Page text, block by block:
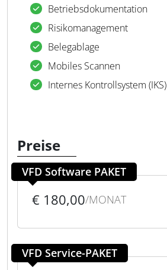
Betriebsdokumentation
Risikomanagement
Belegablage
Mobiles Scannen
Internes Kontrollsystem (IKS)
Preise
VFD Software PAKET
€ 180,00/MONAT
VFD Service-PAKET